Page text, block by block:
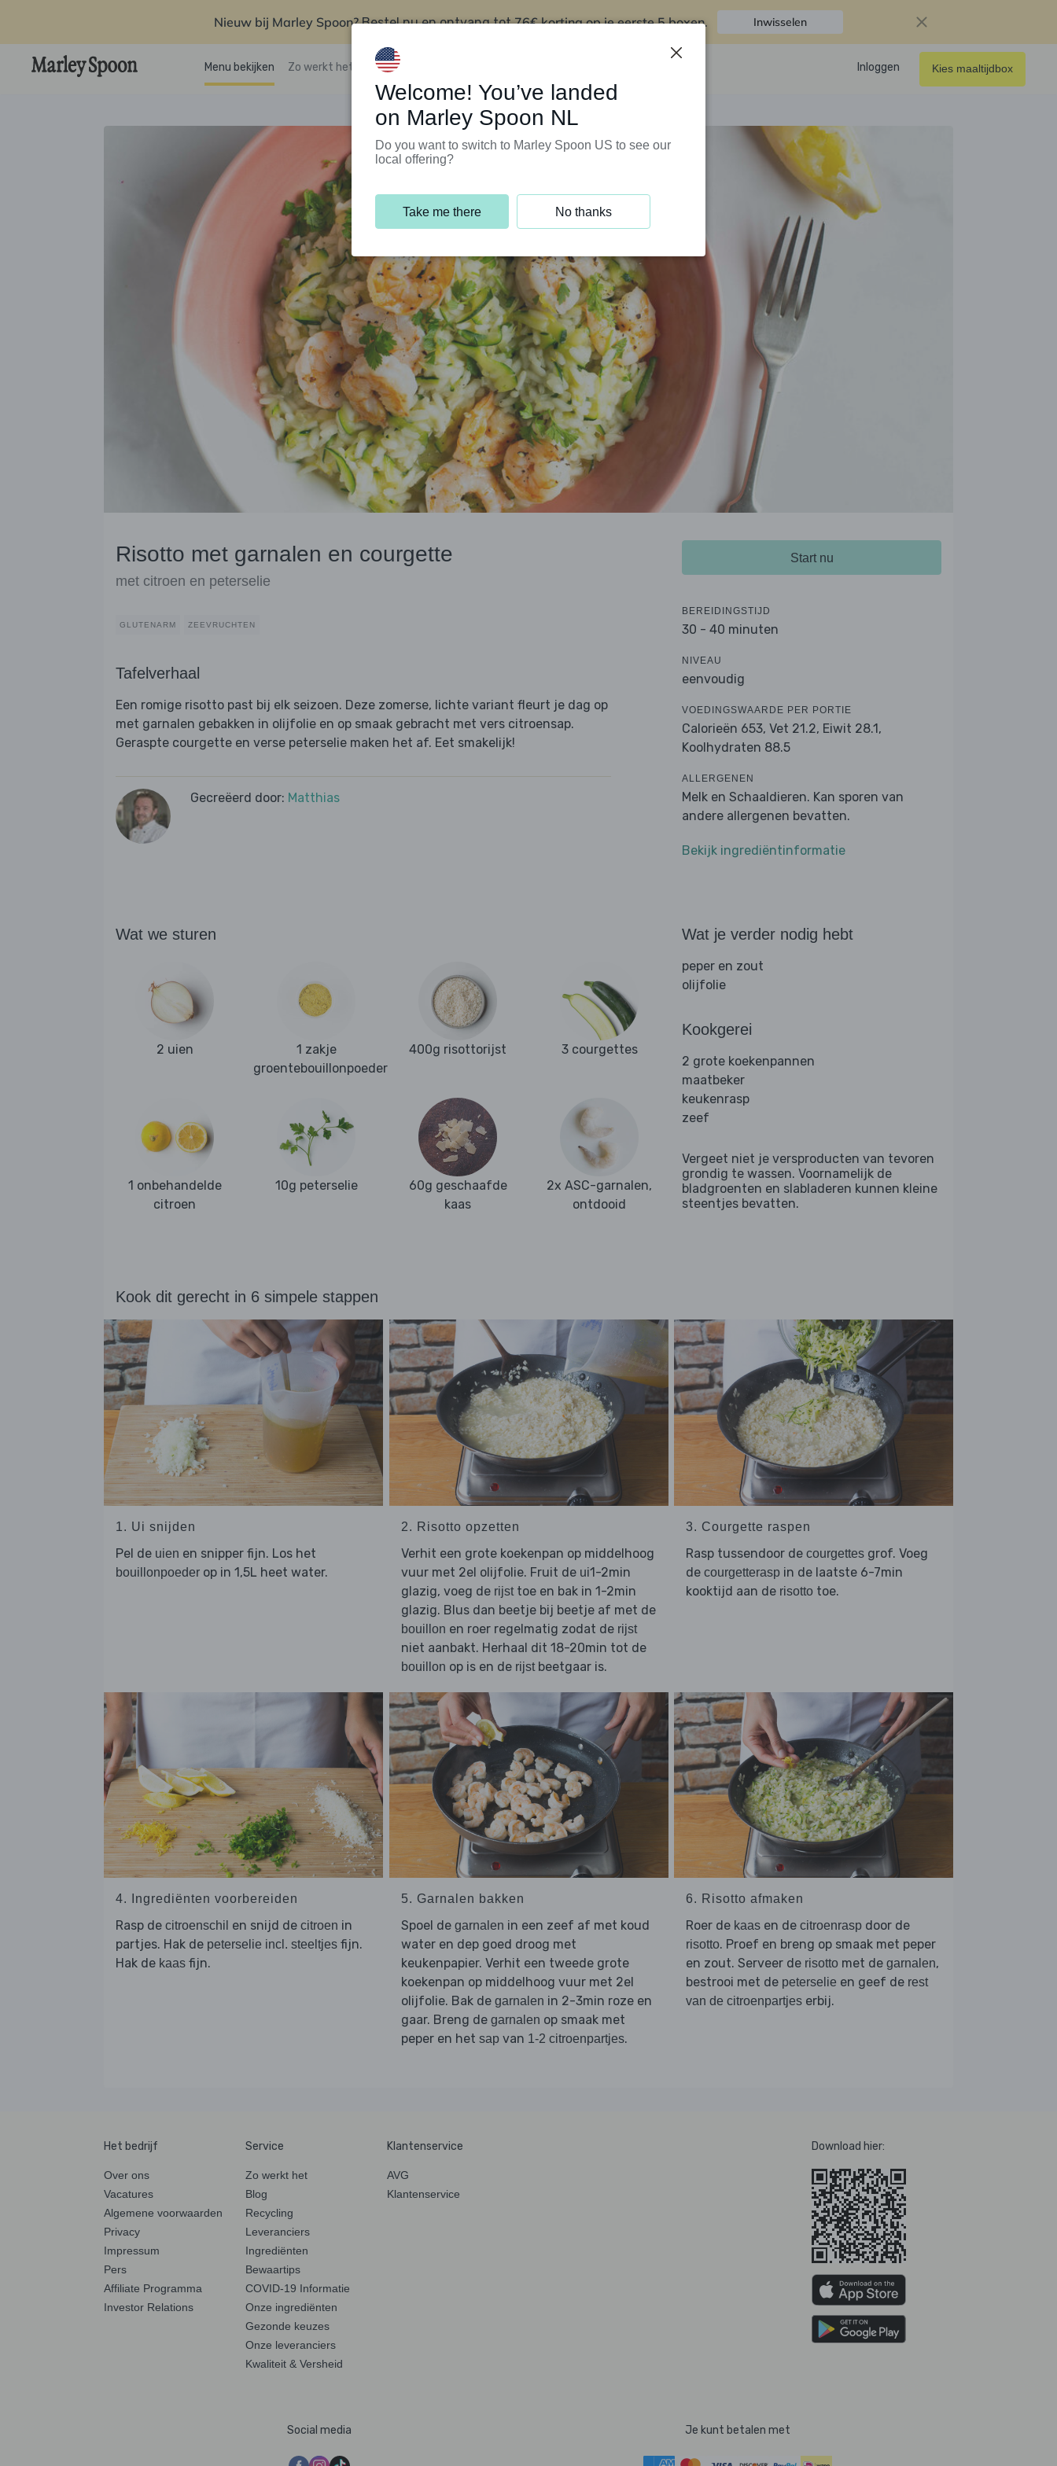
Nieuw bij Marley Spoon?Bestel nu en ontvang tot76€ korting op je eerste 5 boxen. Inwisselen
Menu bekijken Zo werkt het Klantenservice Inloggen Kies maaltijdbox
Risotto met garnalen en courgette
met citroen en peterselie
GLUTENARM ZEEVRUCHTEN
Tafelverhaal
Een romige risotto past bij elk seizoen. Deze zomerse, lichte variant fleurt je dag op
met garnalen gebakken in olijfolie en op smaak gebracht met vers citroensap.
Geraspte courgette en verse peterselie maken het af. Eet smakelijk!
Gecreëerd door: Matthias
Start nu
BEREIDINGSTIJD
30 - 40 minuten
NIVEAU
eenvoudig
VOEDINGSWAARDE PER PORTIE
Calorieën 653, Vet 21.2, Eiwit 28.1,
Koolhydraten 88.5
ALLERGENEN
Melk en Schaaldieren. Kan sporen van
andere allergenen bevatten.
Bekijk ingrediëntinformatie
Wat we sturen
2 uien
1 zakje
groentebouillonpoeder
400g risottorijst 3 courgettes
1 onbehandelde
citroen
10g peterselie
60g geschaafde
kaas
2x ASC-garnalen,
ontdooid
Wat je verder nodig hebt
peper en zout
olijfolie
Kookgerei
2 grote koekenpannen
maatbeker
keukenrasp
zeef
Vergeet niet je versproducten van tevoren
grondig te wassen. Voornamelijk de
bladgroenten en slabladeren kunnen kleine
steentjes bevatten.
Kook dit gerecht in 6 simpele stappen
1. Ui snijden
Pel de uien en snipper fijn. Los het
bouillonpoeder op in 1,5L heet water.
2. Risotto opzetten
Verhit een grote koekenpan op middelhoog
vuur met 2el olijfolie. Fruit de ui1-2min
glazig, voeg de rijsttoe en bak in 1-2min
glazig. Blus dan beetje bij beetje af met de
bouillon en roer regelmatig zodat de rijst
niet aanbakt. Herhaal dit 18-20min tot de
bouillon op is en de rijstbeetgaar is.
3. Courgette raspen
Rasp tussendoor de courgettes grof. Voeg
de courgetterasp in de laatste 6-7min
kooktijd aan de risotto toe.
4. Ingrediënten voorbereiden
Rasp de citroenschil en snijd de citroen in
partjes. Hak de peterselie incl. steeltjes fijn.
Hak de kaas fijn.
5. Garnalen bakken
Spoel de garnalen in een zeef af met koud
water en dep goed droog met
keukenpapier. Verhit een tweede grote
koekenpan op middelhoog vuur met 2el
olijfolie. Bak de garnalen in 2-3min roze en
gaar. Breng de garnalen op smaak met
peper en het sapvan 1-2 citroenpartjes.
6. Risotto afmaken
Roer de kaas en de citroenrasp door de
risotto. Proef en breng op smaak met peper
en zout. Serveer de risotto met de garnalen,
bestrooi met de peterselie en geef de rest
van de citroenpartjes erbij.
Het bedrijf
Over ons
Vacatures
Algemene voorwaarden
Privacy
Impressum
Pers
Affiliate Programma
Investor Relations
Service
Zo werkt het
Blog
Recycling
Leveranciers
Ingrediënten
Bewaartips
COVID-19 Informatie
Onze ingrediënten
Gezonde keuzes
Onze leveranciers
Kwaliteit & Versheid
Klantenservice
AVG
Klantenservice
Download hier:
Social media Je kunt betalen met
Welcome! You’ve landed
on Marley Spoon NL
Do you want to switch to Marley Spoon US to see our
local offering?
Take me there No thanks